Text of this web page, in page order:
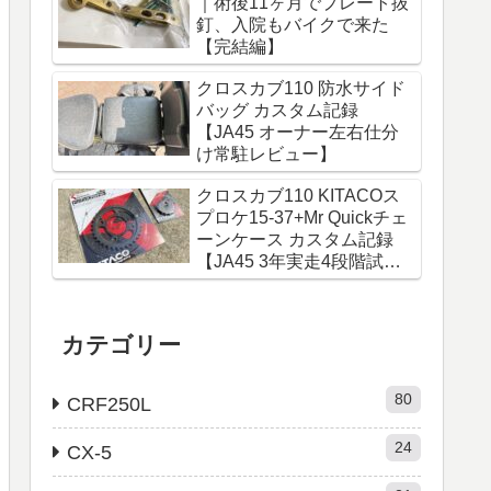
釘、入院もバイクで来た
【完結編】
クロスカブ110 防水サイド
バッグ カスタム記録
【JA45 オーナー左右仕分
け常駐レビュー】
クロスカブ110 KITACOス
プロケ15-37+Mr Quickチェ
ーンケース カスタム記録
【JA45 3年実走4段階試行
錯誤レビュー】
カテゴリー
CRF250L 80
CX-5 24